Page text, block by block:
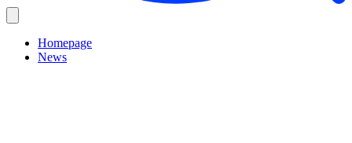
Homepage
News